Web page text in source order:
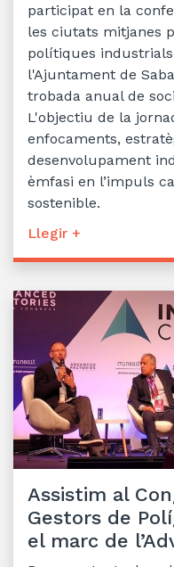
participat en la
les ciutats mitjanes
polítiques
l'Ajuntament de
trobada anual de
L'objectiu de la
enfocaments,
desenvolupament
èmfasi en l’impuls
sostenible.
Llegir +
Assistim al
Gestors de
el marc de